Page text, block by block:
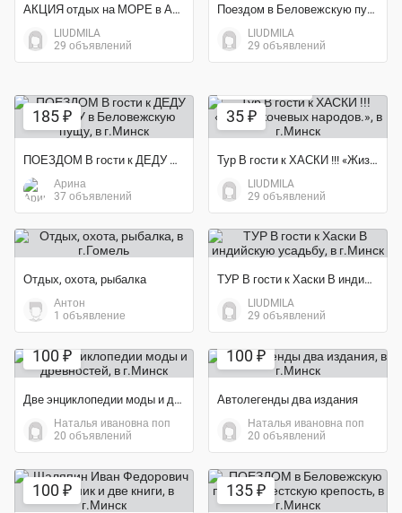
АКЦИЯ отдых на МОРЕ в Абхазии!!!-ребенок бесплатно! Автобус
LIUDMILA
29 объявлений
Поездом в Беловежскую пущу в страну чуде!!!
LIUDMILA
29 объявлений
185 ₽
ПОЕЗДОМ В гости к ДЕДУ МОРОЗУ в Беловежскую пущу
Арина
37 объявлений
35 ₽
Тур В гости к ХАСКИ !!! «Жизнь кочевых народов.»
LIUDMILA
29 объявлений
Отдых, охота, рыбалка
Антон
1 объявление
ТУР В гости к Хаски В индийскую усадьбу
LIUDMILA
29 объявлений
100 ₽
Две энциклопедии моды и древностей
Наталья ивановна поп
20 объявлений
100 ₽
Автолегенды два издания
Наталья ивановна поп
20 объявлений
100 ₽ 135 ₽